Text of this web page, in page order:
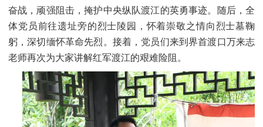
奋战，顽强阻击，掩护中央纵队渡江的英勇事迹。随后，全
体党员前往遗址旁的烈士陵园，怀着崇敬之情向烈士墓鞠
躬，深切缅怀革命先烈。接着，党员们来到界首渡口万来志
老师再次为大家讲解红军渡江的艰难险阻。